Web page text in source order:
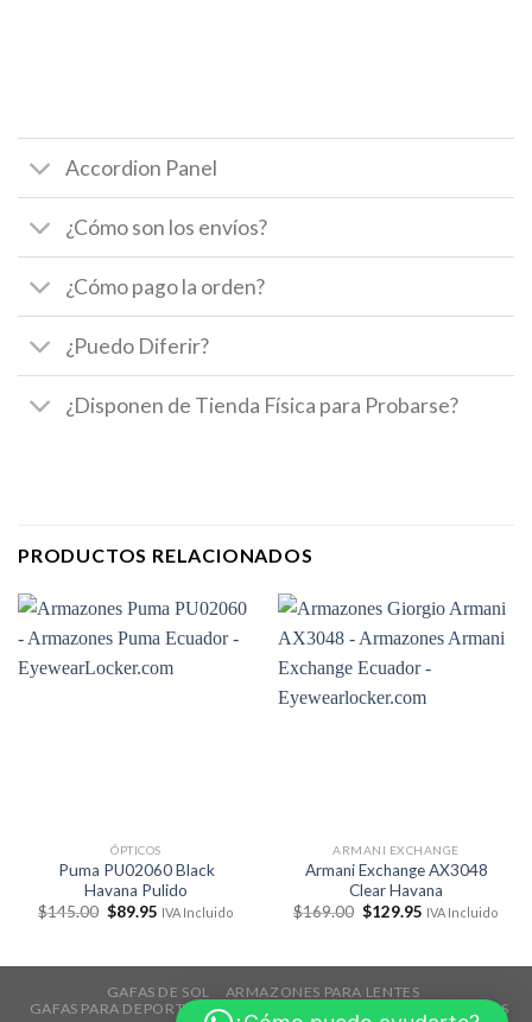
Accordion Panel
¿Cómo son los envíos?
¿Cómo pago la orden?
¿Puedo Diferir?
¿Disponen de Tienda Física para Probarse?
PRODUCTOS RELACIONADOS
ÓPTICOS
Puma PU02060 Black
Havana Pulido
$145.00 El
$145.00.
$89.95 El
$89.95.
IVA Incluido
ARMANI EXCHANGE
Armani Exchange AX3048
Clear Havana
$169.00 El
$169.00.
$129.95 El
$129.95.
IVA Incluido
GAFAS DE SOL
ARMAZONES PARA LENTES
GAFAS PARA DEPORTES
TECNOLOGÍA REBAJAS